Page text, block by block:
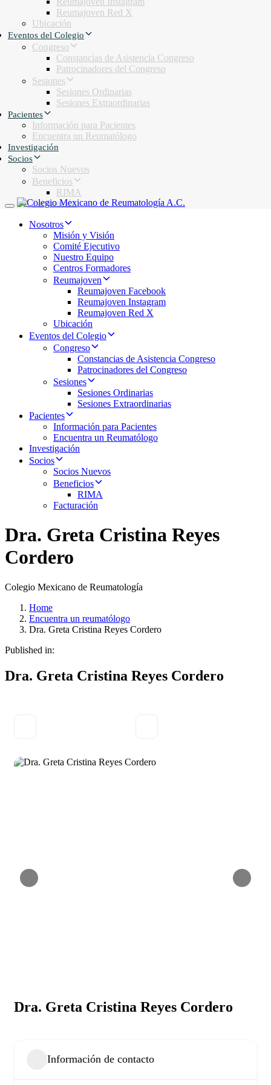
Reumajoven Red X
Ubicación
Eventos del Colegio
Congreso
Constancias de Asistencia Congreso
Patrocinadores del Congreso
Sesiones
Sesiones Ordinarias
Sesiones Extraordinarias
Pacientes
Información para Pacientes
Encuentra un Reumatólogo
Investigación
Socios
Socios Nuevos
Beneficios
RIMA
Facturación
Toggle navigation
Nosotros
Misión y Visión
Comité Ejecutivo
Nuestro Equipo
Centros Formadores
Reumajoven
Reumajoven Facebook
Reumajoven Instagram
Reumajoven Red X
Ubicación
Eventos del Colegio
Congreso
Constancias de Asistencia Congreso
Patrocinadores del Congreso
Sesiones
Sesiones Ordinarias
Sesiones Extraordinarias
Pacientes
Información para Pacientes
Encuentra un Reumatólogo
Investigación
Socios
Socios Nuevos
Beneficios
RIMA
Facturación
Dra. Greta Cristina Reyes
Cordero
Colegio Mexicano de Reumatología
Home
Encuentra un reumatólogo
Dra. Greta Cristina Reyes Cordero
Published in:
Dra. Greta Cristina Reyes Cordero
Dra. Greta Cristina Reyes Cordero
Información de contacto